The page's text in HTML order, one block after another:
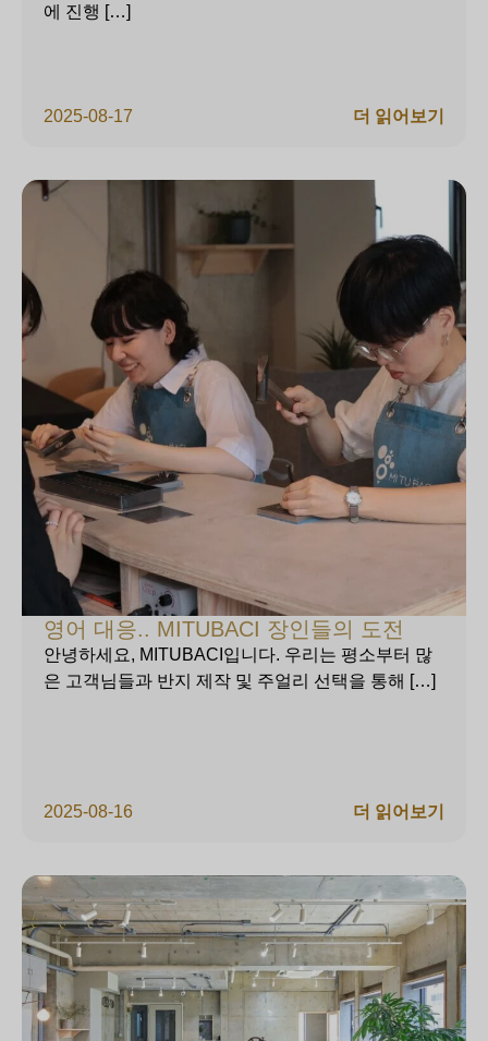
2025-08-17
에 진행 […]
더 읽어보기
영어 대응.. MITUBACI 장인들의 도전
2025-08-16
안녕하세요, MITUBACI입니다. 우리는 평소부터 많
은 고객님들과 반지 제작 및 주얼리 선택을 통해 […]
더 읽어보기